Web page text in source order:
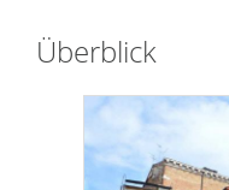
Überblick